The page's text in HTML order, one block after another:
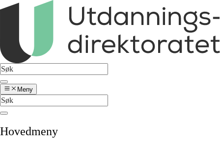
Meny
Hovedmeny